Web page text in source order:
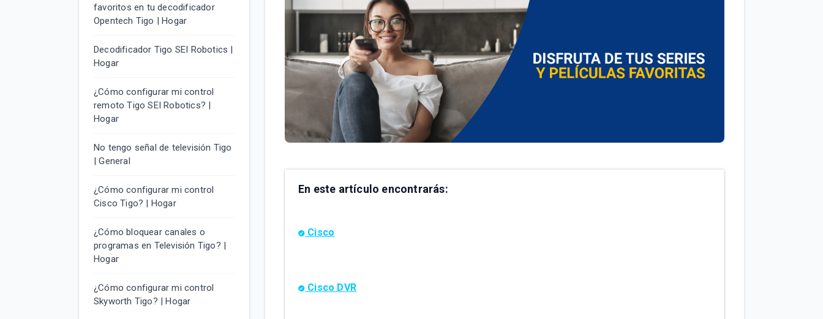
favoritos en tu decodificador
Opentech Tigo | Hogar
Decodificador Tigo SEI Robotics |
Hogar
¿Cómo configurar mi control
remoto Tigo SEI Robotics? |
Hogar
No tengo señal de televisión Tigo
| General
¿Cómo configurar mi control
Cisco Tigo? | Hogar
¿Cómo bloquear canales o
programas en Televisión Tigo? |
Hogar
¿Cómo configurar mi control
Skyworth Tigo? | Hogar
En este artículo encontrarás:
Cisco
Cisco DVR